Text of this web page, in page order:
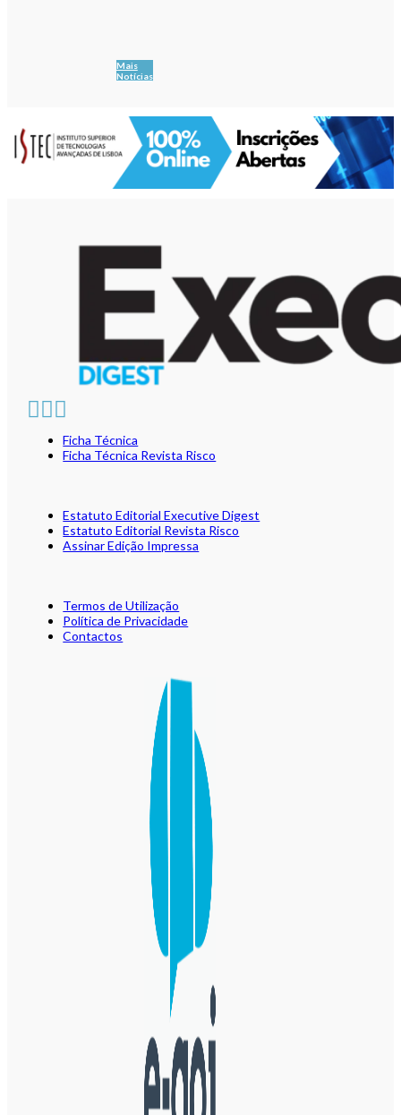
Mais
Notícias
Ficha Técnica
Ficha Técnica Revista Risco
Estatuto Editorial Executive Digest
Estatuto Editorial Revista Risco
Assinar Edição Impressa
Termos de Utilização
Política de Privacidade
Contactos